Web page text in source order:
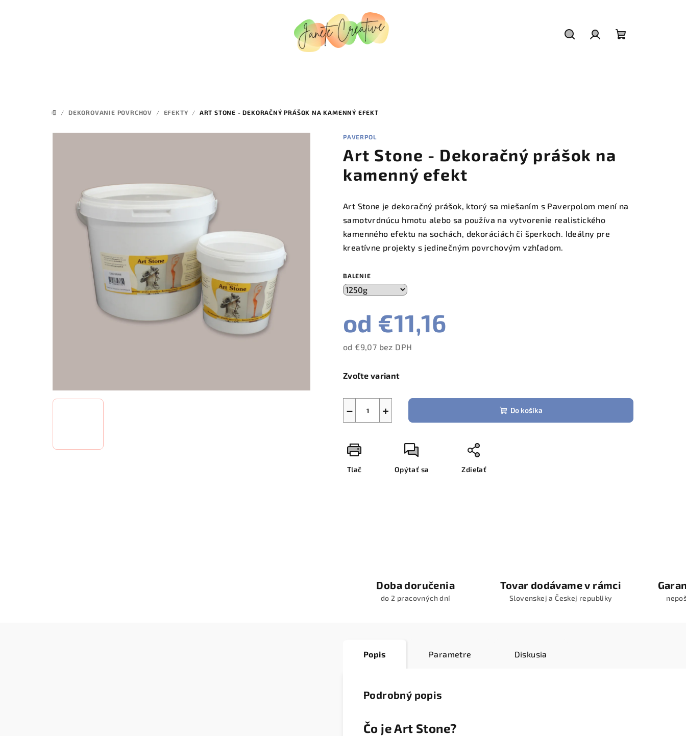
DOMOV
/ DEKOROVANIE POVRCHOV / EFEKTY / ART STONE - DEKORAČNÝ PRÁŠOK NA KAMENNÝ EFEKT
PAVERPOL
Art Stone - Dekoračný prášok na
kamenný efekt
Art Stone je dekoračný prášok, ktorý sa miešaním s Paverpolom mení na
samotvrdnúcu hmotu alebo sa používa na vytvorenie realistického
kamenného efektu na sochách, dekoráciách či šperkoch. Ideálny pre
kreatívne projekty s jedinečným povrchovým vzhľadom.
BALENIE
od €11,16
od€9,07 bez DPH
cena:
Zvoľte variant
+
− Do košíka
Tlač Opýtať sa Zdieľať
Doba doručenia
do 2 pracovných dní
Tovar dodávame v rámci
Slovenskej a Českej republiky
Popis Parametre Diskusia
Podrobný popis
Čo je Art Stone?